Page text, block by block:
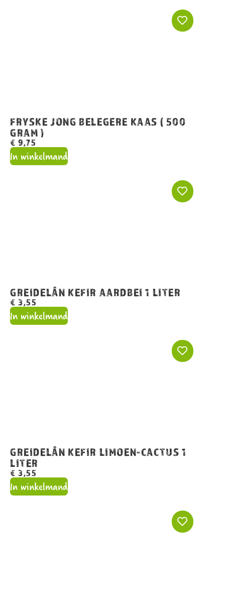
FRYSKE JONG BELEGERE KAAS ( 500
GRAM )
€ 9,75
In winkelmand
GREIDELÂN KEFIR AARDBEI 1 LITER
€ 3,55
In winkelmand
GREIDELÂN KEFIR LIMOEN-CACTUS 1
LITER
€ 3,55
In winkelmand